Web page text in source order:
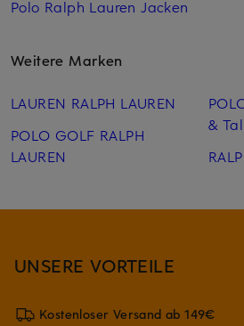
Polo Ralph Lauren Jacken
Weitere Marken
LAUREN RALPH LAUREN
POLO GOLF RALPH
LAUREN
&
UNSERE VORTEILE
Kostenloser Versand ab 149€